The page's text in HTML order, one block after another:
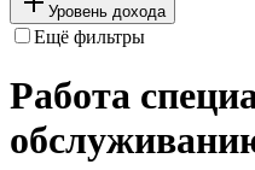
Уровень дохода
Ещё фильтры
Работа